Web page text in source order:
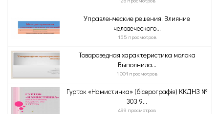
Управленческие решения. Влияние
человеческого...
155 просмотров
Товароведная характеристика молока
Выполнила...
1 001 просмотров
Гурток «Намистинка» (бісерографія) ККДНЗ №
303 9...
499 просмотров